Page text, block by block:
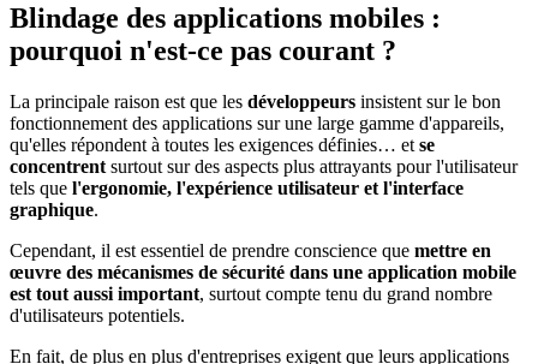
Blindage des applications mobiles :
pourquoi n'est-ce pas courant ?
La principale raison est que les développeurs insistent sur le bon
fonctionnement des applications sur une large gamme d'appareils,
qu'elles répondent à toutes les exigences définies… et se
concentrent surtout sur des aspects plus attrayants pour l'utilisateur
tels que l'ergonomie, l'expérience utilisateur et l'interface
graphique.
Cependant, il est essentiel de prendre conscience que mettre en
œuvre des mécanismes de sécurité dans une application mobile
est tout aussi important, surtout compte tenu du grand nombre
d'utilisateurs potentiels.
En fait, de plus en plus d'entreprises exigent que leurs applications